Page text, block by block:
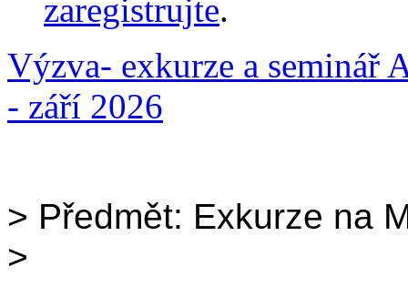
zaregistrujte.
Výzva- exkurze a seminář
- září 2026
> Předmět: Exkurze na
>